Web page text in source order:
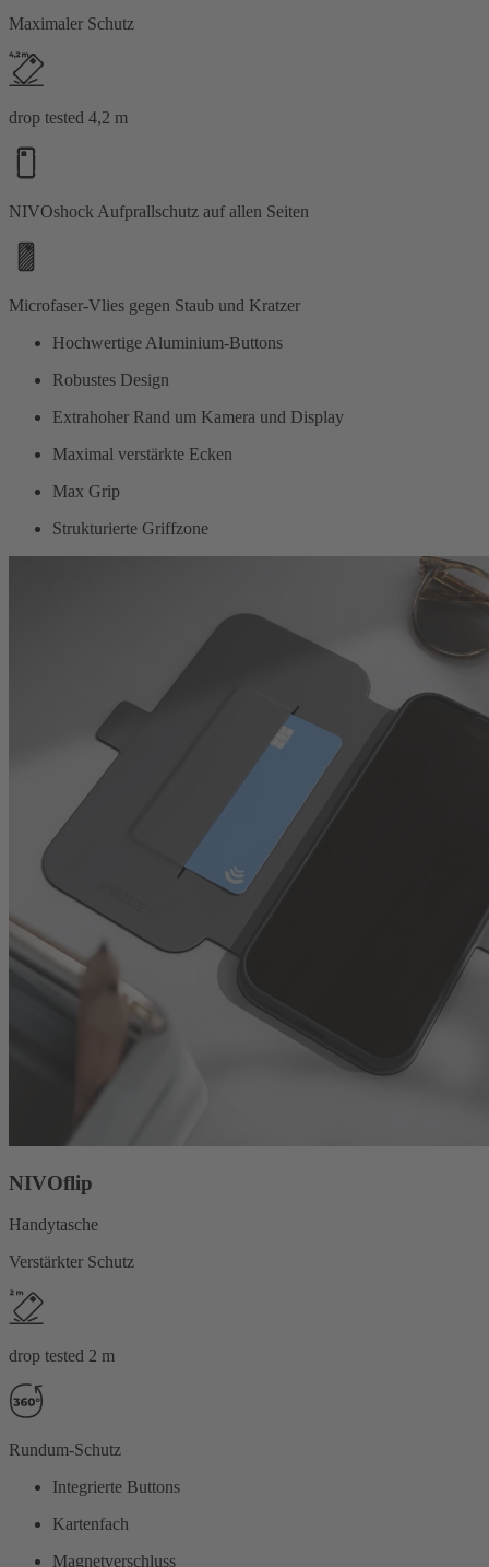
Maximaler Schutz
drop tested 4,2 m
NIVOshock Aufprallschutz auf allen Seiten
Microfaser-Vlies gegen Staub und Kratzer
Hochwertige Aluminium-Buttons
Robustes Design
Extrahoher Rand um Kamera und Display
Maximal verstärkte Ecken
Max Grip
Strukturierte Griffzone
NIVOflip
Handytasche
Verstärkter Schutz
drop tested 2 m
Rundum-Schutz
Integrierte Buttons
Kartenfach
Magnetverschluss